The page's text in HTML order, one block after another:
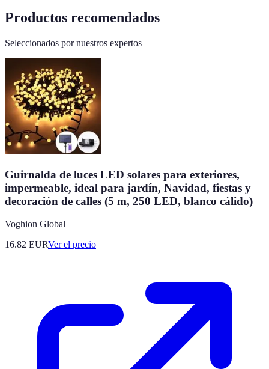
Productos recomendados
Seleccionados por nuestros expertos
Guirnalda de luces LED solares para exteriores,
impermeable, ideal para jardín, Navidad, fiestas y
decoración de calles (5 m, 250 LED, blanco cálido)
Voghion Global
16.82 EURVer el precio